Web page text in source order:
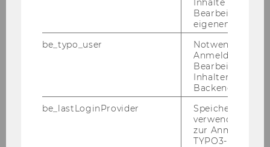
user-generated content about product dupes,
unpacking how consumers discuss and share
high-end brands, and analyzing the impact of
these dupe videos on the brands' sales
Bearbeitung des
eigenen Profils.
be_typo_user
Notwendig für
Anmeldung und
Bearbeitung von
Inhalten im
Backend.
be_lastLoginProvider
Speichert die
verwendete
zur Anmeldung
TYPO3-Backend.